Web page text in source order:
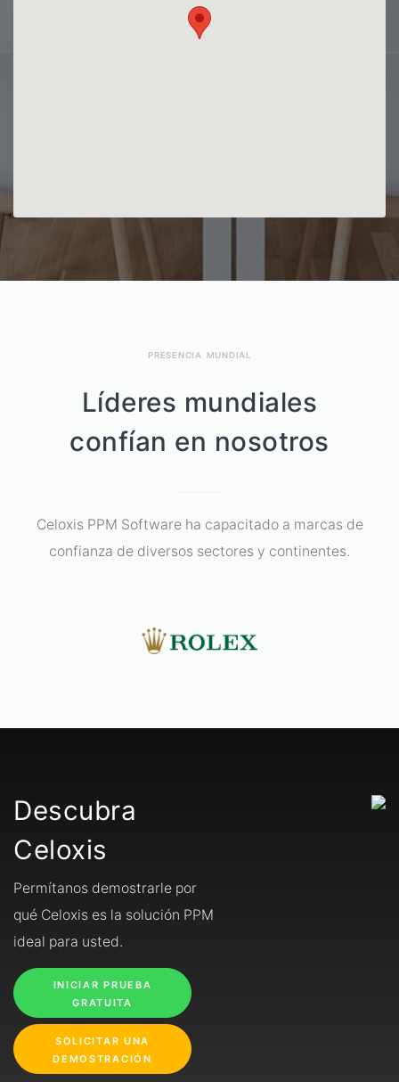
PRESENCIA MUNDIAL
Líderes mundiales
confían en nosotros
Celoxis PPM Software ha capacitado a marcas de
confianza de diversos sectores y continentes.
Descubra
Celoxis
Permítanos demostrarle por
qué Celoxis es la solución PPM
ideal para usted.
INICIAR PRUEBA
GRATUITA
SOLICITAR UNA
DEMOSTRACIÓN